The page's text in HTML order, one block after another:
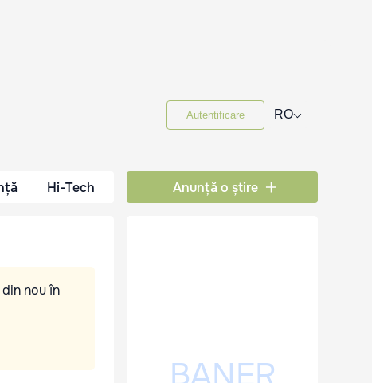
Autentificare RO⌵
Hi-Tech Anunță o știre
nou în